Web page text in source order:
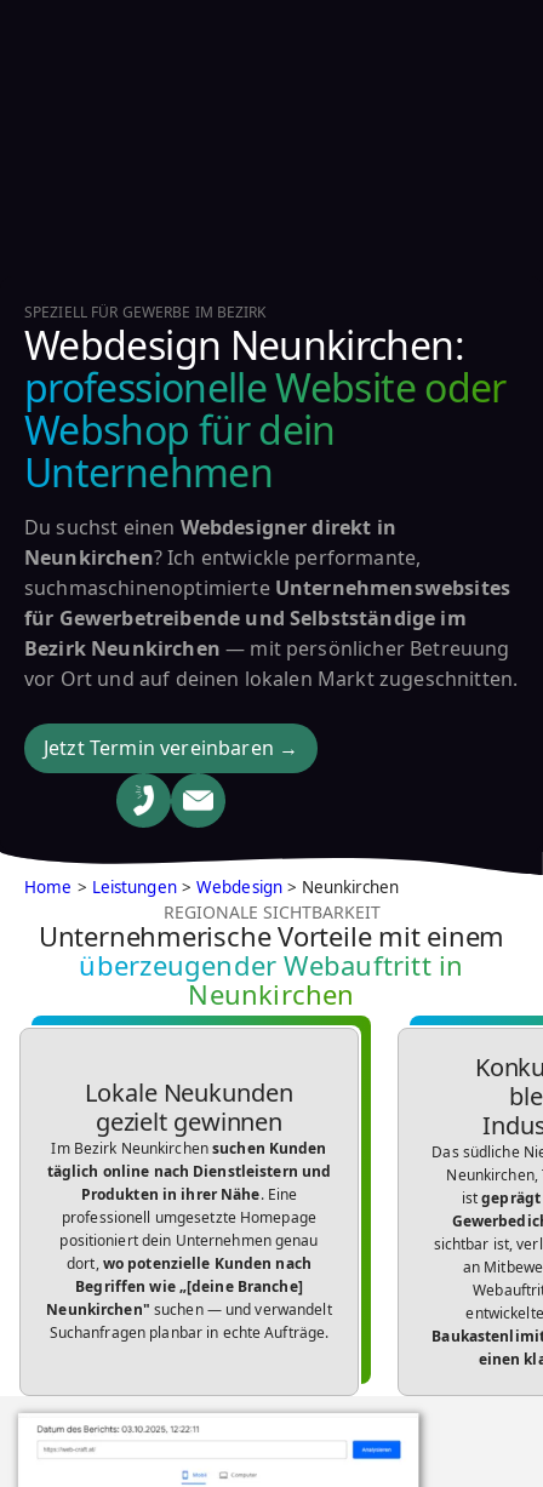
SPEZIELL FÜR GEWERBE IM BEZIRK
Webdesign Neunkirchen:
professionelle Website oder
Webshop für dein
Unternehmen
Du suchst einen Webdesigner direkt in
Neunkirchen? Ich entwickle performante,
suchmaschinenoptimierte Unternehmenswebsites
für Gewerbetreibende und Selbstständige im
Bezirk Neunkirchen — mit persönlicher Betreuung
vor Ort und auf deinen lokalen Markt zugeschnitten.
Jetzt Termin vereinbaren →
Home > Leistungen> Webdesign > Neunkirchen
REGIONALE SICHTBARKEIT
Unternehmerische Vorteile mit einem
überzeugender Webauftritt in
Neunkirchen
Lokale Neukunden
gezielt gewinnen
Im Bezirk Neunkirchensuchen Kunden
täglich online nach Dienstleistern und
Produkten in ihrer Nähe. Eine
professionell umgesetzte Homepage
positioniert dein Unternehmen genau
dort,wo potenzielle Kunden nach
Begriffen wie „[deine Branche]
Neunkirchen" suchen — und verwandelt
Suchanfragen planbar in echte Aufträge.
Das südliche
Neunkirchen,
ist
sichtbar ist,
an
einen